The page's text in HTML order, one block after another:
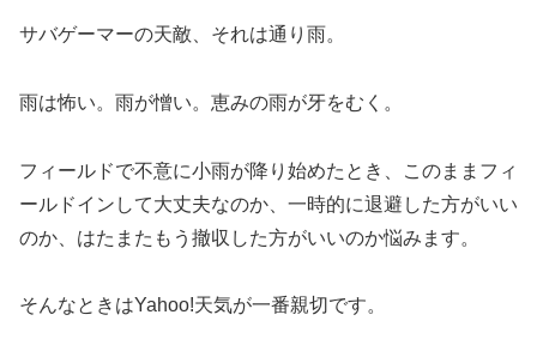
サバゲーマーの天敵、それは通り雨。
雨は怖い。雨が憎い。恵みの雨が牙をむく。
フィールドで不意に小雨が降り始めたとき、このままフィ
ールドインして大丈夫なのか、一時的に退避した方がいい
のか、はたまたもう撤収した方がいいのか悩みます。
そんなときはYahoo!天気が一番親切です。